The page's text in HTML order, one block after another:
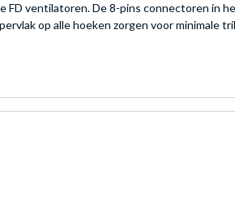
FD ventilatoren. De 8-pins connectoren in
op alle hoeken zorgen voor minimale